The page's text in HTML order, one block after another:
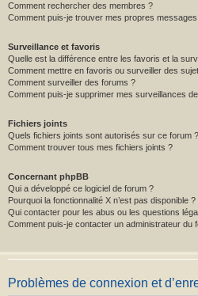
Comment rechercher des membres ?
Comment puis-je trouver mes propres
Surveillance et favoris
Quelle est la différence entre les favoris et la
Comment mettre en favoris ou surveiller des
Comment surveiller des forums ?
Comment puis-je supprimer mes surveillances
Fichiers joints
Quels fichiers joints sont autorisés sur ce forum ?
Comment trouver tous mes fichiers joints ?
Concernant phpBB
Qui a développé ce logiciel de forum ?
Pourquoi la fonctionnalité X n’est pas disponible ?
Qui contacter pour les abus ou les questions
Comment puis-je contacter un administrateur du
Problèmes de connexion et